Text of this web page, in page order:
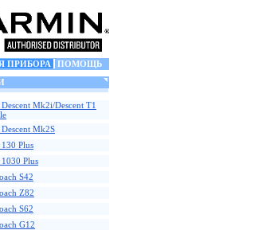
ПРИБОРА
ПОМОЩЬ
Mk2i/Descent T1
Mk2S
Plus
Plus
S42
Z82
S62
G12